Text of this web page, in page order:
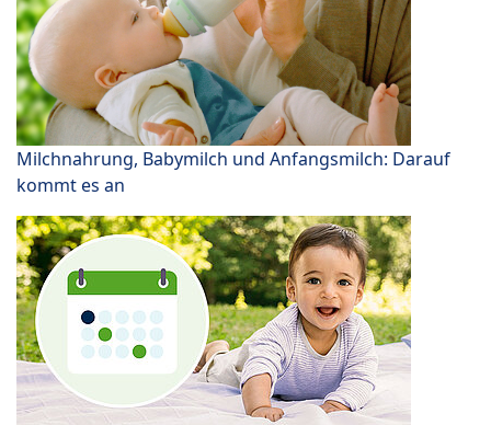
Milchnahrung, Babymilch und Anfangsmilch: Darauf
kommt es an